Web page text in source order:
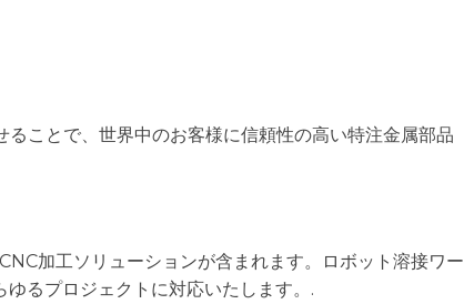
ことで、世界中のお客様に信頼性の高い特注金属部品
加工ソリューションが含まれます。ロボット溶接ワー
るプロジェクトに対応いたします。.